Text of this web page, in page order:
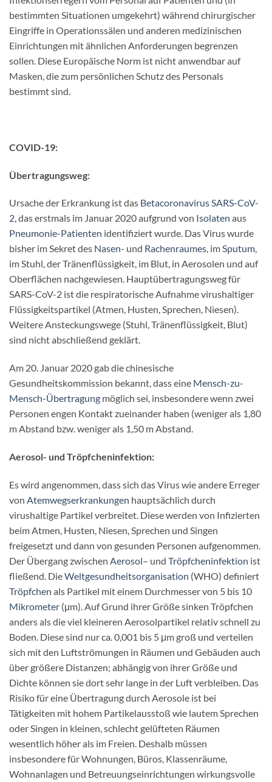
bestimmten Situationen umgekehrt) während chirurgischer
Eingriffe in Operationssälen und anderen medizinischen
Einrichtungen mit ähnlichen Anforderungen begrenzen
sollen. Diese Europäische Norm ist nicht anwendbar auf
Masken, die zum persönlichen Schutz des Personals
bestimmt sind.
COVID-19:
Übertragungsweg:
Ursache der Erkrankung ist das BetacoronavirusSARS-CoV-
2, das erstmals im Januar 2020 aufgrund von Isolaten aus
Pneumonie-Patienten identifiziert wurde. Das Virus wurde
bisher im Sekret des Nasen- und Rachenraumes, imSputum,
im Stuhl, der Tränenflüssigkeit, im Blut, in Aerosolen und auf
Oberflächen nachgewiesen. Hauptübertragungsweg für
SARS-CoV-2 ist die respiratorische Aufnahme virushaltiger
Flüssigkeitspartikel (Atmen, Husten, Sprechen, Niesen).
Weitere Ansteckungswege (Stuhl, Tränenflüssigkeit, Blut)
sind nicht abschließend geklärt.
Am 20. Januar 2020 gab die chinesische
Gesundheitskommission bekannt, dass eine Mensch-zu-
Mensch-Übertragung möglich sei, insbesondere wenn zwei
Personen engen Kontakt zueinander haben (weniger als 1,80
m Abstand bzw. weniger als 1,50 m Abstand.
Aerosol- und Tröpfcheninfektion:
Es wird angenommen, dass sich das Virus wie andere Erreger
von Atemwegserkrankungen hauptsächlich durch
virushaltige Partikel verbreitet. Diese werden von Infizierten
beim Atmen, Husten, Niesen, Sprechen und Singen
freigesetzt und dann von gesunden Personen aufgenommen.
Der Übergang zwischen Aerosol– und Tröpfcheninfektion ist
fließend. DieWeltgesundheitsorganisation (WHO) definiert
Tröpfchen als Partikel mit einem Durchmesser von 5 bis 10
Mikrometer (μm). Auf Grund ihrer Größe sinken Tröpfchen
anders als die viel kleineren Aerosolpartikel relativ schnell zu
Boden. Diese sind nur ca. 0,001 bis 5 μm groß und verteilen
sich mit den Luftströmungen in Räumen und Gebäuden auch
über größere Distanzen; abhängig von ihrer Größe und
Dichte können sie dort sehr lange in der Luft verbleiben. Das
Risiko für eine Übertragung durch Aerosole ist bei
Tätigkeiten mit hohem Partikelausstoß wie lautem Sprechen
oder Singen in kleinen, schlecht gelüfteten Räumen
wesentlich höher als im Freien. Deshalb müssen
insbesondere für Wohnungen, Büros, Klassenräume,
Wohnanlagen und Betreuungseinrichtungen wirkungsvolle